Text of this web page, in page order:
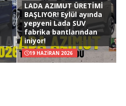
LADA AZIMUT ÜRETİMİ
BAŞLIYOR! Eylül ayında
yepyeni Lada SUV
fabrika bantlarından
iniyor!
19 HAZIRAN 2026